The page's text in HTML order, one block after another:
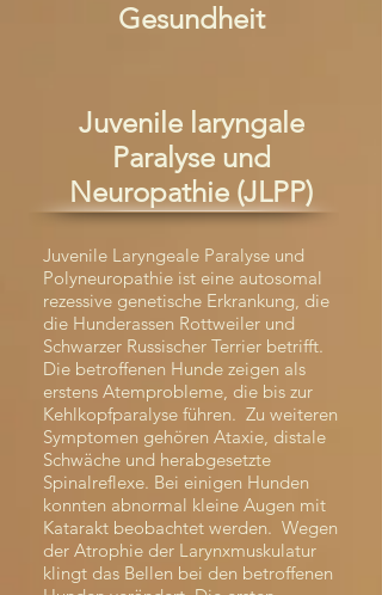
Gesundheit
Juvenile laryngale
Paralyse und
Neuropathie (JLPP)
Juvenile Laryngeale Paralyse und
Polyneuropathie ist eine autosomal
rezessive genetische Erkrankung, die
die Hunderassen Rottweiler und
Schwarzer Russischer Terrier betrifft.
Die betroffenen Hunde zeigen als
erstens Atemprobleme, die bis zur
Kehlkopfparalyse führen. Zu weiteren
Symptomen gehören Ataxie, distale
Schwäche und herabgesetzte
Spinalreflexe. Bei einigen Hunden
konnten abnormal kleine Augen mit
Katarakt beobachtet werden. Wegen
der Atrophie der Larynxmuskulatur
klingt das Bellen bei den betroffenen